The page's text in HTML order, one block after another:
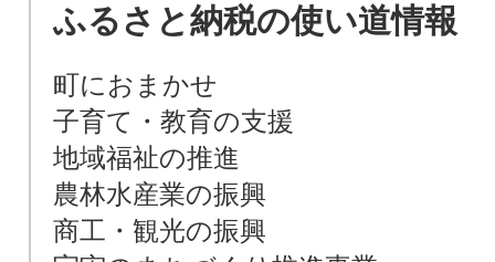
ふるさと納税の使い道情報
町におまかせ
子育て・教育の支援
地域福祉の推進
農林水産業の振興
商工・観光の振興